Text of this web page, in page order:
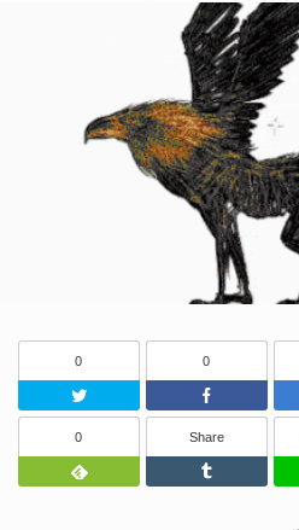
0
Twitter
0
0
Feedly
Share